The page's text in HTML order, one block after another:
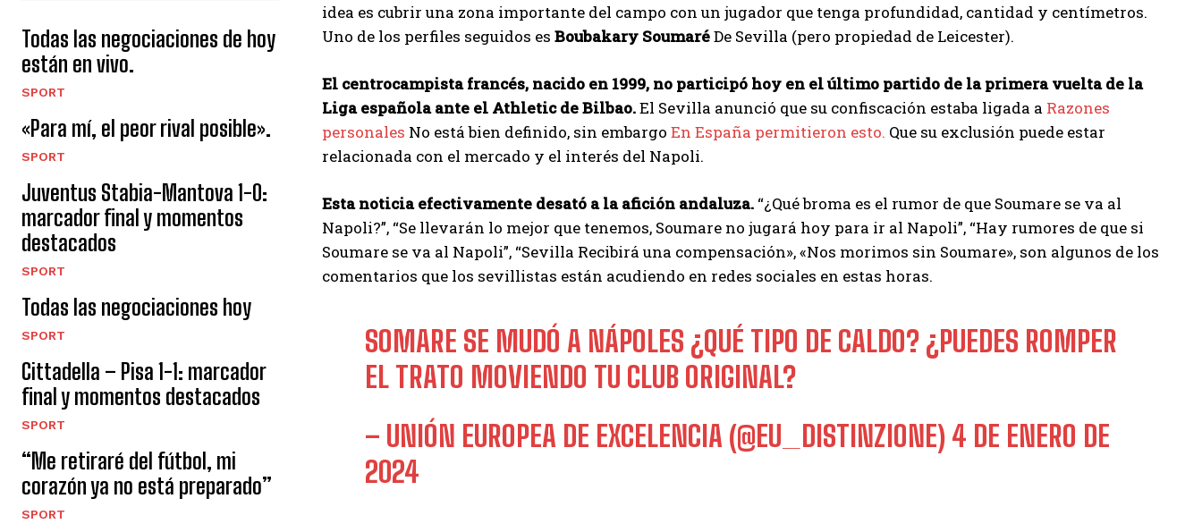
I WANT IN
I've read and accept the Privacy Policy
Emet
Todas las negociaciones de hoy
están en vivo.
SPORT
«Para mí, el peor rival posible».
SPORT
Juventus Stabia-Mantova 1-0:
marcador final y momentos
destacados
SPORT
Todas las negociaciones hoy
SPORT
Cittadella – Pisa 1-1: marcador
final y momentos destacados
SPORT
“Me retiraré del fútbol, ​​mi
corazón ya no está preparado”
SPORT
idea es cubrir una zona importante del campo con un jugador que tenga profundidad, cantidad y centímetros.
Uno de los perfiles seguidos es Boubakary SoumaréDe Sevilla (pero propiedad de Leicester).
El centrocampista francés, nacido en 1999, no participó hoy en el último partido de la primera vuelta de la
Liga española ante el Athletic de Bilbao.El Sevilla anunció que su confiscación estaba ligada a Razones
personales No está bien definido, sin embargo En España permitieron esto. Que su exclusión puede estar
relacionada con el mercado y el interés del Napoli.
Esta noticia efectivamente desató a la afición andaluza. “¿Qué broma es el rumor de que Soumare se va al
Napoli?”, “Se llevarán lo mejor que tenemos, Soumare no jugará hoy para ir al Napoli”, “Hay rumores de que si
Soumare se va al Napoli”, “Sevilla Recibirá una compensación», «Nos morimos sin Soumare», son algunos de los
comentarios que los sevillistas están acudiendo en redes sociales en estas horas.
SOMARE SE MUDÓ A NÁPOLES ¿QUÉ TIPO DE CALDO? ¿PUEDES ROMPER
EL TRATO MOVIENDO TU CLUB ORIGINAL?
– UNIÓN EUROPEA DE EXCELENCIA (@EU_DISTINZIONE) 4 DE ENERO DE
2024